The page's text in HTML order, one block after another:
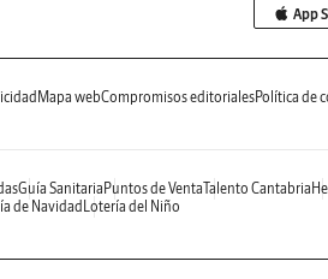
App
Mapa webCompromisos editorialesPolítica de
Guía Sanitaria Puntos de VentaTalento Cantabria
de Navidad Lotería del Niño